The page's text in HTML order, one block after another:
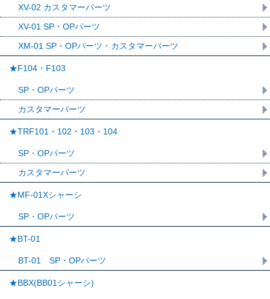
XV-02 カスタマーパーツ
XV-01 SP・OPパーツ
XM-01 SP・OPパーツ・カスタマーパーツ
★F104・F103
SP・OPパーツ
カスタマーパーツ
★TRF101・102・103・104
SP・OPパーツ
カスタマーパーツ
★MF-01Xシャーシ
SP・OPパーツ
★BT-01
BT-01 SP・OPパーツ
★BBX(BB01シャーシ)